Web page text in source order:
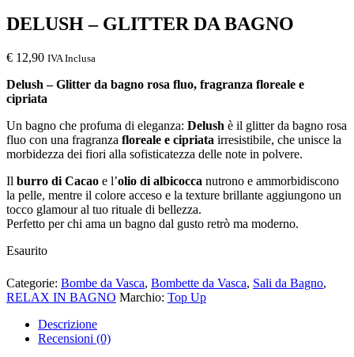
DELUSH – GLITTER DA BAGNO
€ 12,90 IVA Inclusa
Delush – Glitter da bagno rosa fluo, fragranza floreale e
cipriata
Un bagno che profuma di eleganza: Delush è il glitter da bagno rosa
fluo con una fragranza floreale e cipriata irresistibile, che unisce la
morbidezza dei fiori alla sofisticatezza delle note in polvere.
Il burro di Cacao e l’olio di albicocca nutrono e ammorbidiscono
la pelle, mentre il colore acceso e la texture brillante aggiungono un
tocco glamour al tuo rituale di bellezza.
Perfetto per chi ama un bagno dal gusto retrò ma moderno.
Esaurito
Categorie: Bombe da Vasca, Bombette da Vasca, Sali da Bagno,
RELAX IN BAGNO Marchio: Top Up
Descrizione
Recensioni (0)